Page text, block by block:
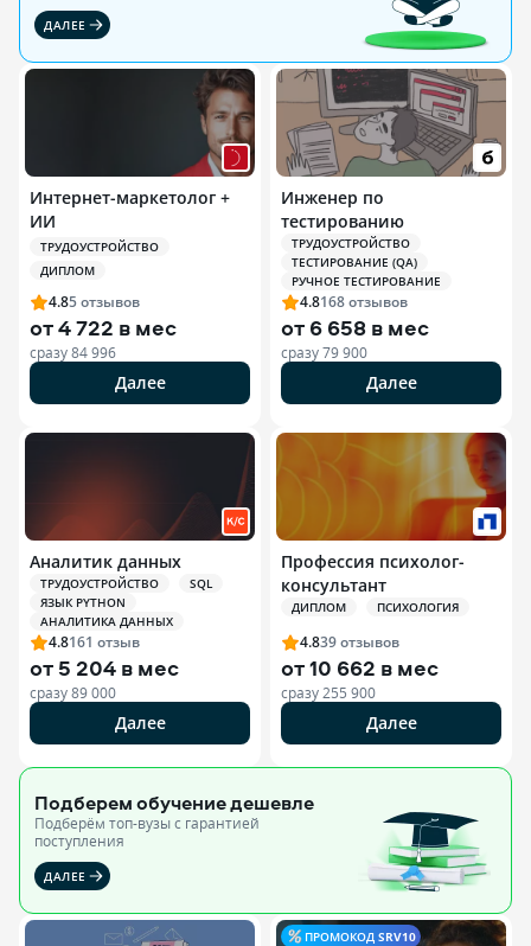
ДАЛЕЕ
Интернет-маркетолог +
ИИ
ТРУДОУСТРОЙСТВО
ДИПЛОМ
4.85отзывов
от4 722 в мес
сразу84 996
Далее
Инженер по
тестированию
ТРУДОУСТРОЙСТВО
ТЕСТИРОВАНИЕ (QA)
РУЧНОЕ ТЕСТИРОВАНИЕ
4.8168отзывов
от 6 658 в мес
сразу79 900
Далее
Аналитик данных
ТРУДОУСТРОЙСТВО
SQL
ЯЗЫК PYTHON
АНАЛИТИКА ДАННЫХ
4.8161 отзыв
от 5 204 в мес
сразу89 000
Далее
Профессия психолог-
консультант
ДИПЛОМ ПСИХОЛОГИЯ
4.839отзывов
от10 662 в мес
сразу 255 900
Далее
Подберем обучениедешевле
Подберём топ-вузы c гарантией
поступления
ДАЛЕЕ
ПРОМОКОД SRV10